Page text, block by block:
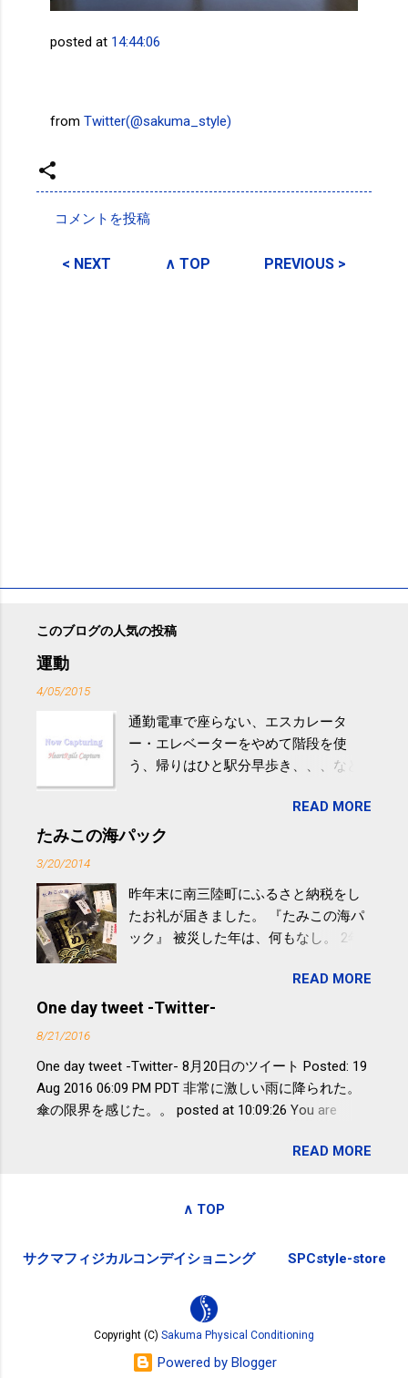
posted at 14:44:06
from Twitter(@sakuma_style)
メ
コメントを投稿
< NEXT ∧ TOP PREVIOUS >
このブログの人気の投稿
運動
4/05/2015
通勤電車で座らない、エスカレータ
ー・エレベーターをやめて階段を使
う、帰りはひと駅分早歩き、、、など
やすい。 スポーツウェア・シューズで
するものだけが運動ではない。 食べ
けると改善する、との結果を筑波大の
研究チームが発表した。改善が期待で
きるのは、過度の飲酒が原因ではない
減らなくても効果があるという。 正田
教授は「汗ばむ程度の運動を毎日３０
波大「減量しなくても効果」 - ニュー
ス - アピタル（医療・健康）
READ MORE
たみこの海パック
3/20/2014
昨年末に南三陸町にふるさと納税をし
たお礼が届きました。 『たみこの海パ
ック』 被災した年は、何もなし。 2年
が『たみこの海パック』。 ボランティ
アや募金が苦手で、、、被災地の少し
全く考えていなかったので、貰えると
少しづつ復興してる感が伝わってきて
嬉しいです。 あと、ふるさと納税が節
ですが、節税になるほど稼げていない
税務局｜ふるさと納税など個人住民税
READ MORE
One day tweet -Twitter-
8/21/2016
One day tweet -Twitter- 8月20日のツイート Posted: 19
Aug 2016 06:09 PM PDT 非常に激しい雨に降られた。
傘の限界を感じた。。 posted at 10:09:26 You are
SAKUMA(@SPC_Sakuma) - Twilog . To stop receiving
Parkway, Mountain View, CA 94043, United States
READ MORE
∧ TOP
サクマフィジカルコンデイショニング SPCstyle-store
Copyright (C) Sakuma Physical Conditioning
Powered by Blogger